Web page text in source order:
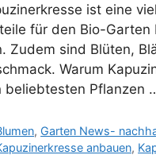
ist eine
für den Bio-
Zudem sind Blüten,
Warum
beliebtesten Pflanzen
, Garten News-
anbauen,